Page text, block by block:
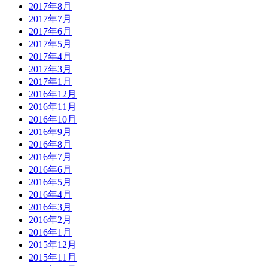
2017年8月
2017年7月
2017年6月
2017年5月
2017年4月
2017年3月
2017年1月
2016年12月
2016年11月
2016年10月
2016年9月
2016年8月
2016年7月
2016年6月
2016年5月
2016年4月
2016年3月
2016年2月
2016年1月
2015年12月
2015年11月